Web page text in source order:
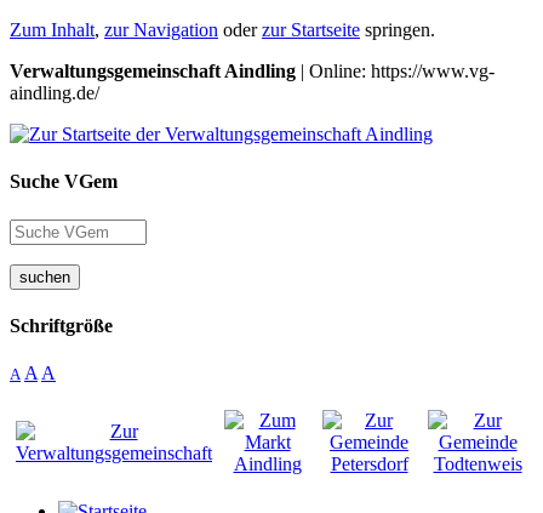
Zum Inhalt, zur Navigation oderzur Startseite springen.
Verwaltungsgemeinschaft Aindling | Online: https://www.vg-
aindling.de/
Suche VGem
suchen
Schriftgröße
A A A